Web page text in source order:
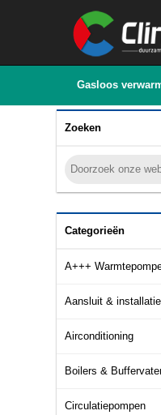
Gasloos
Zoeken
Categorieën
A+++
Aansluit &
Airconditioning
Boilers &
Circulatiepompen